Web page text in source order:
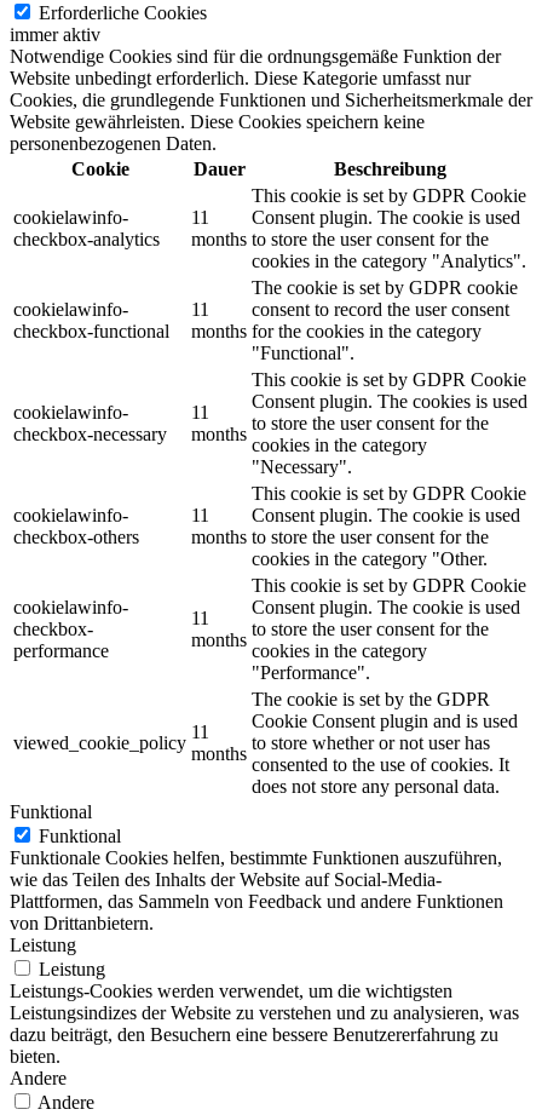
Erforderliche Cookies
immer aktiv
Notwendige Cookies sind für die ordnungsgemäße Funktion der
Website unbedingt erforderlich. Diese Kategorie umfasst nur
Cookies, die grundlegende Funktionen und Sicherheitsmerkmale der
Website gewährleisten. Diese Cookies speichern keine
personenbezogenen Daten.
Cookie
Dauer Beschreibung
cookielawinfo-
checkbox-analytics
11
months
This cookie is set by GDPR Cookie
Consent plugin. The cookie is used
to store the user consent for the
cookies in the category "Analytics".
cookielawinfo-
checkbox-functional
11
months
The cookie is set by GDPR cookie
consent to record the user consent
for the cookies in the category
"Functional".
cookielawinfo-
checkbox-necessary
11
months
This cookie is set by GDPR Cookie
Consent plugin. The cookies is used
to store the user consent for the
cookies in the category
"Necessary".
cookielawinfo-
checkbox-others
11
months
This cookie is set by GDPR Cookie
Consent plugin. The cookie is used
to store the user consent for the
cookies in the category "Other.
cookielawinfo-
checkbox-
performance
11
months
This cookie is set by GDPR Cookie
Consent plugin. The cookie is used
to store the user consent for the
cookies in the category
"Performance".
viewed_cookie_policy
11
months
The cookie is set by the GDPR
Cookie Consent plugin and is used
to store whether or not user has
consented to the use of cookies. It
does not store any personal data.
Funktional
Funktional
Funktionale Cookies helfen, bestimmte Funktionen auszuführen,
wie das Teilen des Inhalts der Website auf Social-Media-
Plattformen, das Sammeln von Feedback und andere Funktionen
von Drittanbietern.
Leistung
Leistung
Leistungs-Cookies werden verwendet, um die wichtigsten
Leistungsindizes der Website zu verstehen und zu analysieren, was
dazu beiträgt, den Besuchern eine bessere Benutzererfahrung zu
bieten.
Andere
Andere